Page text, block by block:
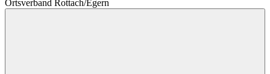
Ortsverband Rottach/Egern